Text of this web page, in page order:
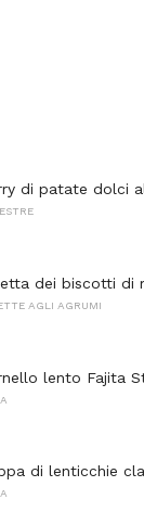
di patate dolci
dei biscotti di
AGLI AGRUMI
lento Fajita
di lenticchie